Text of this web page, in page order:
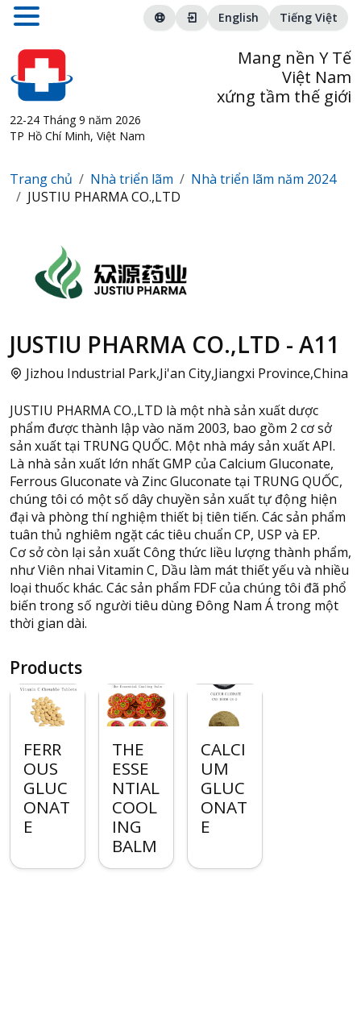
English Tiếng Việt
22-24 Tháng 9 năm 2026
TP Hồ Chí Minh, Việt Nam
Mang nền Y Tế
Việt Nam
xứng tầm thế giới
Trang chủ Nhà triển lãm
Nhà triển lãm năm 2024
JUSTIU PHARMA CO.,LTD
JUSTIU PHARMA CO.,LTD - A11
Jizhou Industrial Park,Ji'an City,Jiangxi Province,China
JUSTIU PHARMA CO.,LTD là một nhà sản xuất dược
phẩm được thành lập vào năm 2003, bao gồm 2 cơ sở
sản xuất tại TRUNG QUỐC. Một nhà máy sản xuất API.
Là nhà sản xuất lớn nhất GMP của Calcium Gluconate,
Ferrous Gluconate và Zinc Gluconate tại TRUNG QUỐC,
chúng tôi có một số dây chuyền sản xuất tự động hiện
đại và phòng thí nghiệm thiết bị tiên tiến. Các sản phẩm
tuân thủ nghiêm ngặt các tiêu chuẩn CP, USP và EP.
Cơ sở còn lại sản xuất Công thức liều lượng thành phẩm,
như Viên nhai Vitamin C, Dầu làm mát thiết yếu và nhiều
loại thuốc khác. Các sản phẩm FDF của chúng tôi đã phổ
biến trong số người tiêu dùng Đông Nam Á trong một
thời gian dài.
Products
FERR
OUS
GLUC
ONAT
E
THE
ESSE
NTIAL
COOL
ING
BALM
CALCI
UM
GLUC
ONAT
E